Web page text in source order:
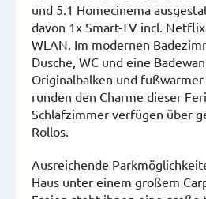
und 5.1 Homecinema
davon 1x Smart-TV incl.
WLAN. Im modernen
Dusche, WC und eine
Originalbalken und
runden den Charme dieser
Schlafzimmer verfügen über
Rollos.
Ausreichende
Haus unter einem großem